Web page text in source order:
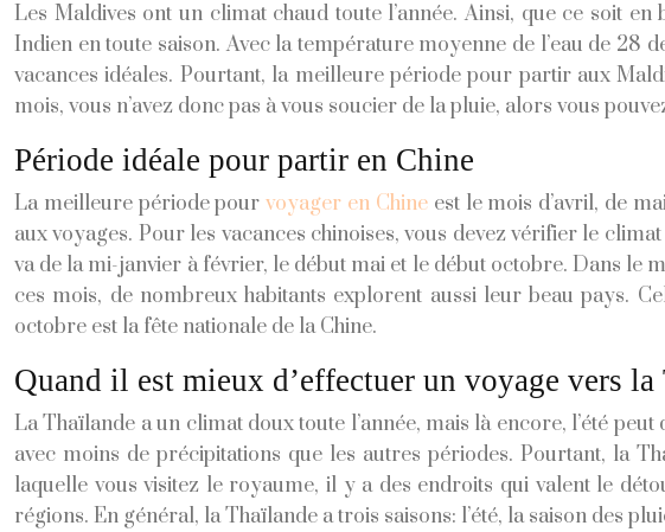
Les Maldives ont un climat chaud toute l’année. Ainsi, que ce soit en
Indien en toute saison. Avec la température moyenne de l’eau de 28
vacances idéales. Pourtant, la meilleure période pour partir aux
mois, vous n’avez donc pas à vous soucier de la pluie, alors vous
Période idéale pour partir en Chine
La meilleure période pourvoyager en Chine est le mois d’avril, de
aux voyages. Pour les vacances chinoises, vous devez vérifier le
va de la mi-janvier à février, le début mai et le début octobre. Dans le
ces mois, de nombreux habitants explorent aussi leur beau pays.
octobre est la fête nationale de la Chine.
Quand il est mieux d’effectuer un voyage vers la
La Thaïlande a un climat doux toute l’année, mais là encore, l’été
avec moins de précipitations que les autres périodes. Pourtant, la
laquelle vous visitez le royaume, il y a des endroits qui valent le
régions. En général, la Thaïlande a trois saisons: l’été, la saison des